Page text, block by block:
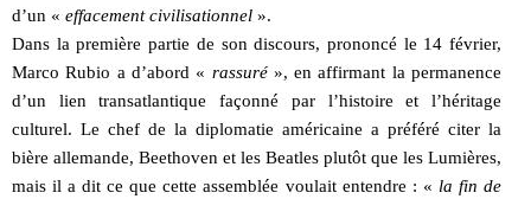
d’un « effacement civilisationnel ».
Dans la première partie de son discours, prononcé le 14 février,
Marco Rubio a d’abord « rassuré», en affirmant la permanence
d’un lien transatlantique façonné par l’histoire et l’héritage
culturel. Le chef de la diplomatie américaine a préféré citer la
bière allemande, Beethoven et les Beatles plutôt que les Lumières,
mais il a dit ce que cette assemblée voulait entendre : « la fin de